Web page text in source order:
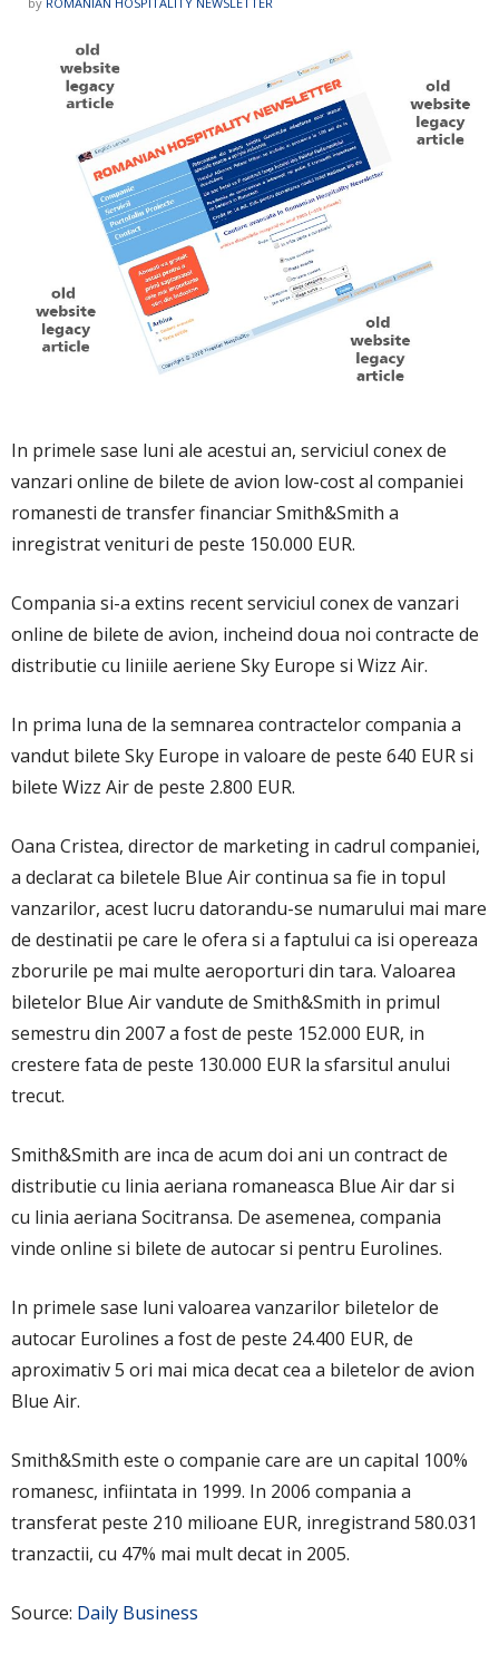
In primele sase luni ale acestui an, serviciul conex de
vanzari online de bilete de avion low-cost al companiei
romanesti de transfer financiar Smith&Smith a
inregistrat venituri de peste 150.000 EUR.
Compania si-a extins recent serviciul conex de vanzari
online de bilete de avion, incheind doua noi contracte de
distributie cu liniile aeriene Sky Europe si Wizz Air.
In prima luna de la semnarea contractelor compania a
vandut bilete Sky Europe in valoare de peste 640 EUR si
bilete Wizz Air de peste 2.800 EUR.
Oana Cristea, director de marketing in cadrul companiei,
a declarat ca biletele Blue Air continua sa fie in topul
vanzarilor, acest lucru datorandu-se numarului mai mare
de destinatii pe care le ofera si a faptului ca isi opereaza
zborurile pe mai multe aeroporturi din tara. Valoarea
biletelor Blue Air vandute de Smith&Smith in primul
semestru din 2007 a fost de peste 152.000 EUR, in
crestere fata de peste 130.000 EUR la sfarsitul anului
trecut.
Smith&Smith are inca de acum doi ani un contract de
distributie cu linia aeriana romaneasca Blue Air dar si
cu linia aeriana Socitransa. De asemenea, compania
vinde online si bilete de autocar si pentru Eurolines.
In primele sase luni valoarea vanzarilor biletelor de
autocar Eurolines a fost de peste 24.400 EUR, de
aproximativ 5 ori mai mica decat cea a biletelor de avion
Blue Air.
Smith&Smith este o companie care are un capital 100%
romanesc, infiintata in 1999. In 2006 compania a
transferat peste 210 milioane EUR, inregistrand 580.031
tranzactii, cu 47% mai mult decat in 2005.
Source: Daily Business